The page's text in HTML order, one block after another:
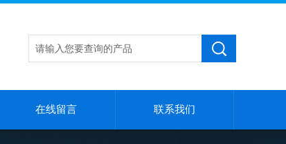
在线留言 联系我们